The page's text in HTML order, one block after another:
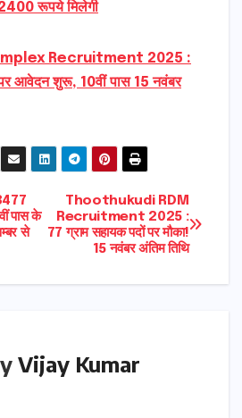
रूपये मिलेगी
Recruitment 2025 :
आवेदन शुरू, 10वीं पास 15 नवंबर
Thoothukudi RDM
Recruitment 2025 :
77 ग्राम सहायक पदों पर मौका!
15 नवंबर अंतिम तिथि
पास के
से
Vijay Kumar